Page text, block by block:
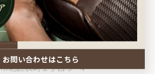
北区表町１丁目９−４
お問い合わせはこちら